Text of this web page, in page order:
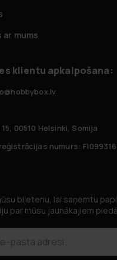
mums
klientu apkalpošana:
00510 Helsinki, Somija
numurs:
biļetenu, lai saņemtu
par mūsu jaunākajiem